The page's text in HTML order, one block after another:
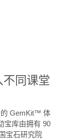
不同课堂
GemKit™ 体
宝库由拥有 90
宝石研究院